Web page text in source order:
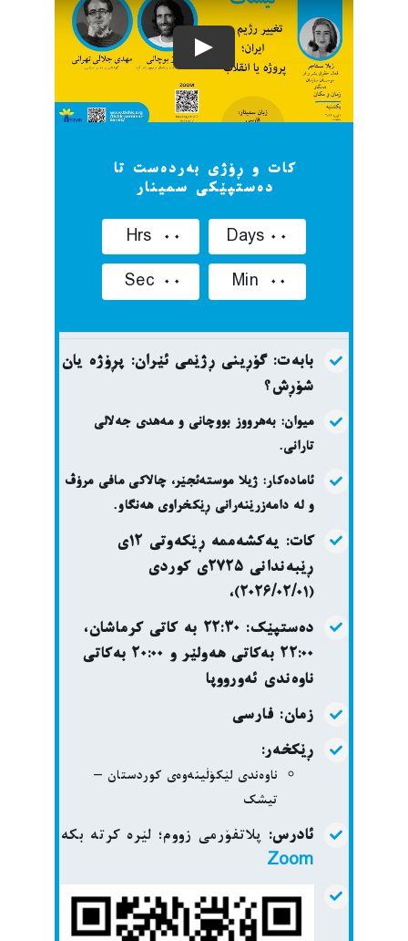
کات و ڕۆژی بەردەست تا
دەستپێکی سمینار
0 0
Days
0 0
Hrs
00
Min
0 0
Sec
بابەت: گۆڕینی ڕژێمی ئێران: پڕۆژە یان
شۆڕش؟
میوان: بەهرووز بووچانی و مەهدی جەلالی
تارانی.
ئامادەکار: ژیلا موستەئجێر، چالاکی مافی مرۆڤ
و لە دامەزرێنەرانی ڕێکخراوی هەنگاو.
کات:
یەکشەممە ڕێکەوتی ١٢ی
ڕێبەندانی ٢٧٢٥ی کوردی
(٢٠٢٦/٠٢/٠١)،
دەستپێک: ٢٢:٣٠ بە کاتی کرماشان،
٢٢:٠٠ بەکاتی هەولێر و ٢٠:٠٠ بەکاتی
ناوەندی ئەورووپا
زمان: فارسی
ڕێکخەر:
ناوەندی لێکۆڵینەوەی کوردستان –
تیشک
ئادرس: پلاتفۆرمی زووم؛ لێرە کرتە بکە
Zoom